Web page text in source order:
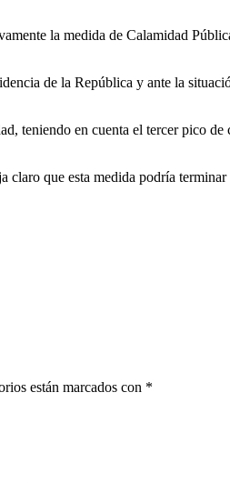
la medida de Calamidad
de la República y ante la
teniendo en cuenta el tercer pico
que esta medida podría
están marcados con *